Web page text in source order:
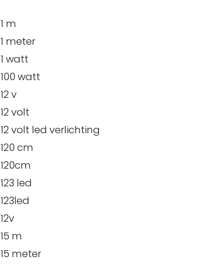
1 m
1 meter
1 watt
100 watt
12 v
12 volt
12 volt led verlichting
120 cm
120cm
123 led
123led
12v
15 m
15 meter